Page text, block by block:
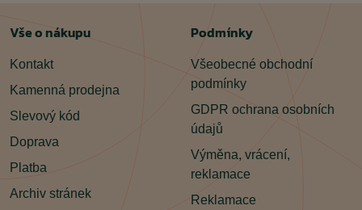
Vše o nákupu
Kontakt
Kamenná prodejna
Slevový kód
Doprava
Platba
Archiv stránek
Podmínky
Všeobecné obchodní
podmínky
GDPR ochrana osobních
údajů
Výměna, vrácení,
reklamace
Reklamace